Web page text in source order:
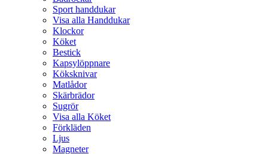
Sport handdukar
Visa alla Handdukar
Klockor
Köket
Bestick
Kapsylöppnare
Köksknivar
Matlådor
Skärbrädor
Sugrör
Visa alla Köket
Förkläden
Ljus
Magneter